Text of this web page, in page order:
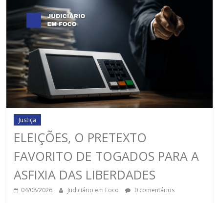
Justiça
ELEIÇÕES, O PRETEXTO
FAVORITO DE TOGADOS PARA A
ASFIXIA DAS LIBERDADES
04/08/2026 Judiciário em Foco 0 comentários